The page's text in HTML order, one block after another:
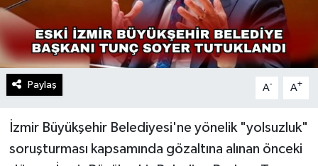
Paylaş A- A+
İzmir Büyükşehir Belediyesi'ne yönelik "yolsuzluk"
soruşturması kapsamında gözaltına alınan önceki